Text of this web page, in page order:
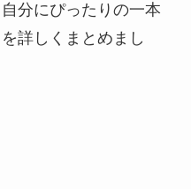
分にぴったりの一本
詳しくまとめまし